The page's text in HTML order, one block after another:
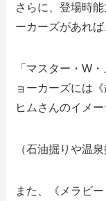
さらに、登場時
ーカーズがあれ
「マスター・W
ョーカーズには
ヒムさんのイメ
（石油掘りや温
また、《メラビ